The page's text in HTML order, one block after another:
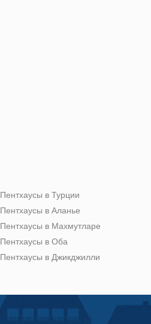
Пентхаусы в Турции
Пентхаусы в Аланье
Пентхаусы в Махмутларе
Пентхаусы в Оба
Пентхаусы в Джикджилли